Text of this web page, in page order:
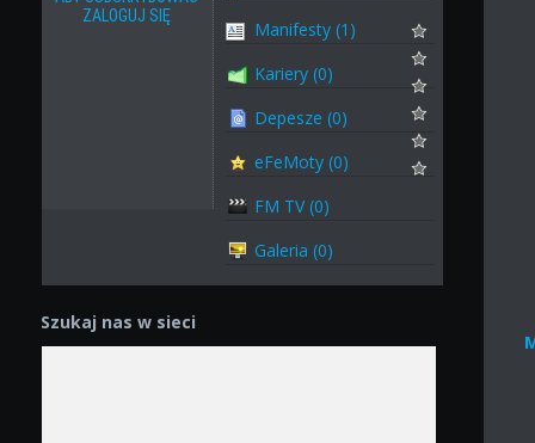
ZALOGUJ SIĘ
Manifesty (1)
Kariery (0)
Depesze (0)
eFeMoty (0)
FM TV (0)
Galeria (0)
Szukaj nas w sieci